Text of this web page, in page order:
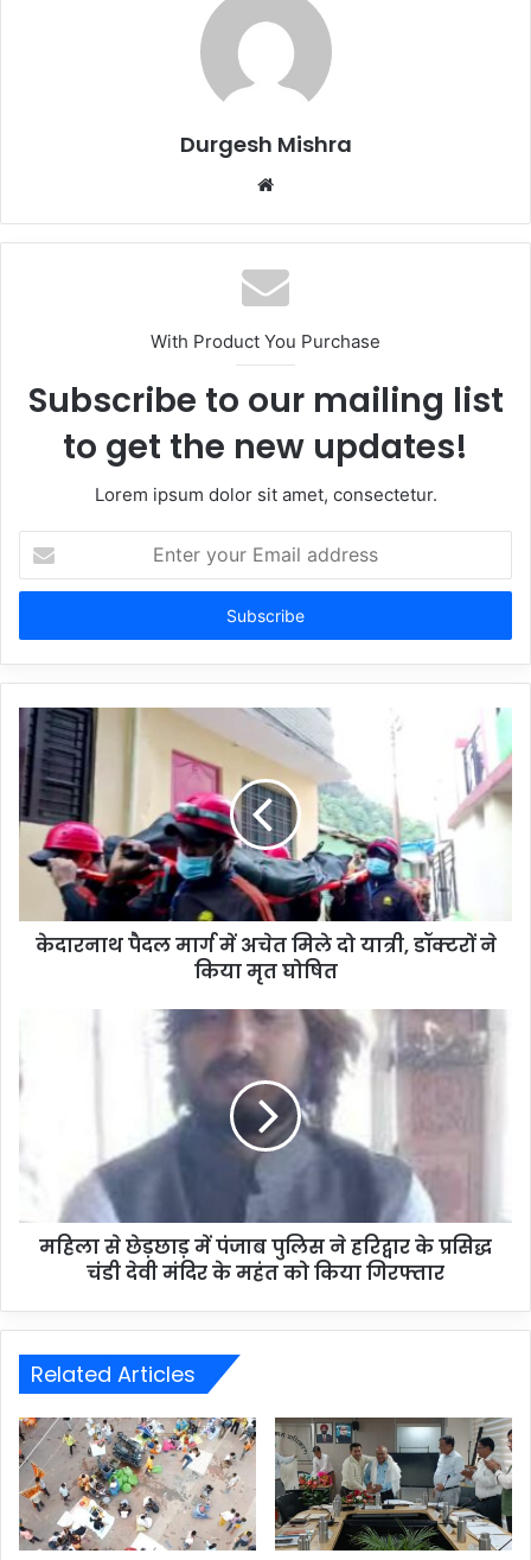
Durgesh Mishra
Website
With Product You Purchase
Subscribe to our mailing list
to get the new updates!
Lorem ipsum dolor sit amet, consectetur.
your
Email
केदारनाथ पैदल मार्ग में अचेत मिले दो यात्री, डॉक्टरों ने
किया मृत घोषित
महिला से छेड़छाड़ में पंजाब पुलिस ने हरिद्वार के प्रसिद्ध
चंडी देवी मंदिर के महंत को किया गिरफ्तार
Related Articles